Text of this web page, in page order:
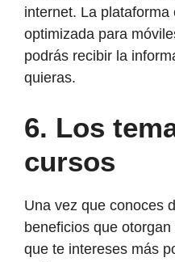
internet. La plataforma
optimizada para
podrás recibir la
quieras.
6. Los
cursos
Una vez que conoces
beneficios que
que te intereses más